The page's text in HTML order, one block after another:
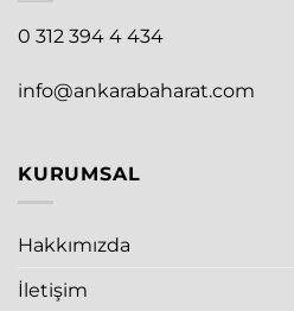
0 312 394 4 434
info@ankarabaharat.com
KURUMSAL
Hakkımızda
İletişim